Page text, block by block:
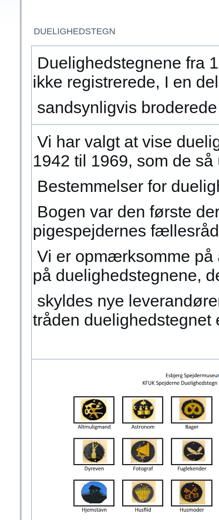
DUELIGHEDSTEGN
Duelighedstegnene fra
ikke registrerede, I en
sandsynligvis
Vi har valgt at vise
1942 til 1969, som de så
Bestemmelser for
Bogen var den første
pigespejdernes
Vi er opmærksomme på
på duelighedstegnene,
skyldes nye
tråden